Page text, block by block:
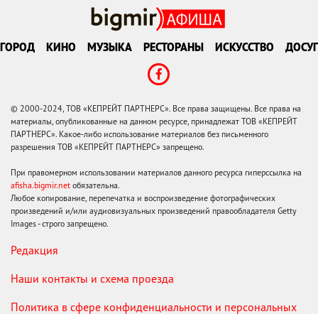
ГОРОД КИНО МУЗЫКА РЕСТОРАНЫ ИСКУССТВО ДОСУГ
© 2000-2024, ТОВ «КЕПРЕЙТ ПАРТНЕРС». Все права защищены. Все права на
материалы, опубликованные на данном ресурсе, принадлежат ТОВ «КЕПРЕЙТ
ПАРТНЕРС». Какое-либо использование материалов без письменного
разрешения ТОВ «КЕПРЕЙТ ПАРТНЕРС» запрещено.
При правомерном использовании материалов данного ресурса гиперссылка на
afisha.bigmir.net обязательна.
Любое копирование, перепечатка и воспроизведение фотографических
произведений и/или аудиовизуальных произведений правообладателя Getty
Images - строго запрещено.
Редакция
Наши контакты и схема проезда
Политика в сфере конфиденциальности и персональных